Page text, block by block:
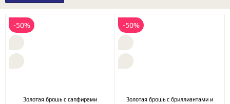
-50%
Золотая брошь с сапфирами
-50%
Золотая брошь с бриллиантами и